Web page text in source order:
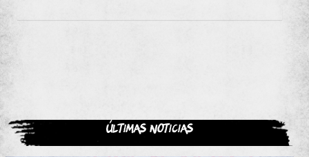
Últimas noticias